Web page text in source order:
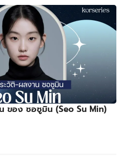
ของ ซอซูมิน (Seo Su Min)